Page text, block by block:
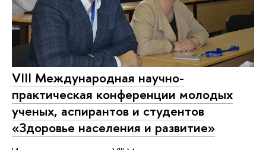
VIII Международная научно-
практическая конференции молодых
ученых, аспирантов и студентов
«Здоровье населения и развитие»